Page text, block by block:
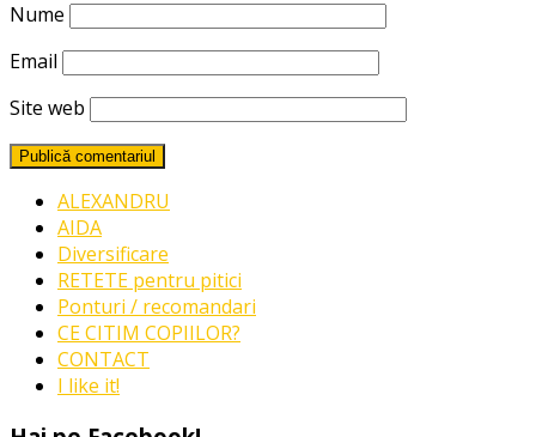
Nume
Email
Site web
ALEXANDRU
AIDA
Diversificare
RETETE pentru pitici
Ponturi / recomandari
CE CITIM COPIILOR?
CONTACT
I like it!